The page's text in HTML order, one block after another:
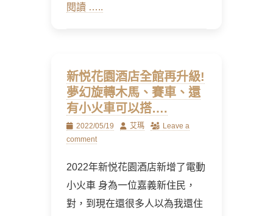
閱讀 …..
新悦花園酒店全館再升級!
夢幻旋轉木馬、賽車、還
有小火車可以搭….
Posted
on
2022/05/19 Author
艾瑪
Leave a
comment
2022年新悦花園酒店新增了電動
小火車 身為一位嘉義新住民，
對，到現在還很多人以為我還住